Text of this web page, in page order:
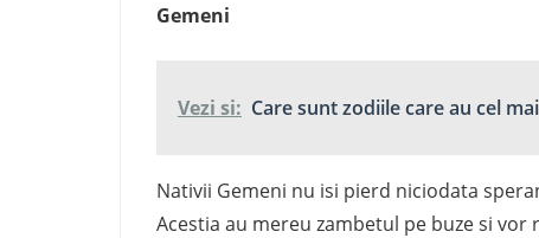
Gemeni
Vezi si: Care sunt zodiile care au cel
Nativii Gemeni nu isi pierd niciodata
Acestia au mereu zambetul pe buze si